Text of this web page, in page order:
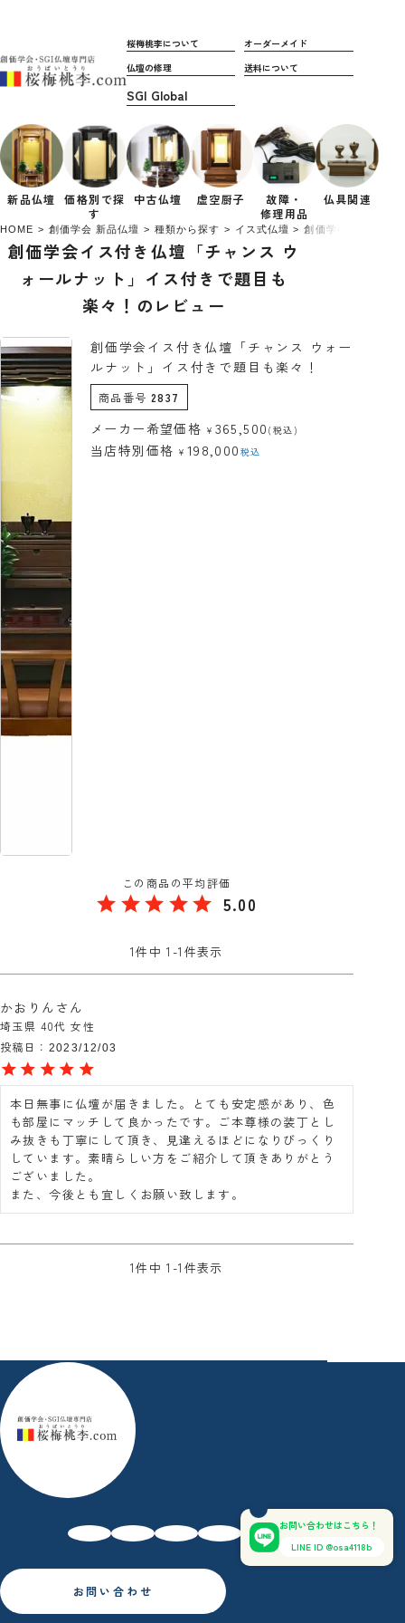
桜梅桃李について
オーダーメイド
仏壇の修理
送料について
新品仏壇 価格別で探
す
中古仏壇 虚空厨子
故障・
修理用品
仏具関連
HOME 創価学会 新品仏壇 種類から探す イス式仏壇 創価学会イス付き
創価学会イス付き仏壇「チャンス ウ
ォールナット」イス付きで題目も
楽々！のレビュー
創価学会イス付き仏壇「チャンス ウォー
ルナット」イス付きで題目も楽々！
商品番号 2837
メーカー希望価格 ¥ 365,500 (税込)
当店特別価格 ¥ 198,000 税込
5.00
1件中 1 -1 件表示
かおりん
埼玉県 40代 女性
投稿日
2023/12/03
本日無事に仏壇が届きました。とても安定感があり、色
も部屋にマッチして良かったです。ご本尊様の装丁とし
み抜きも丁寧にして頂き、見違えるほどになりびっくり
しています。素晴らしい方をご紹介して頂きありがとう
ございました。
また、今後とも宜しくお願い致します。
1件中 1 -1 件表示
お問い合わせはこちら！
LINE ID @osa4118b
お問い合わせ